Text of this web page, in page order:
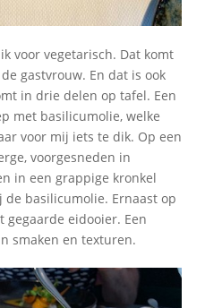
voor vegetarisch. Dat komt
gastvrouw. En dat is ook
in drie delen op tafel. Een
met basilicumolie, welke
voor mij iets te dik. Op een
voorgesneden in
in een grappige kronkel
basilicumolie. Ernaast op
gegaarde eidooier. Een
smaken en texturen.